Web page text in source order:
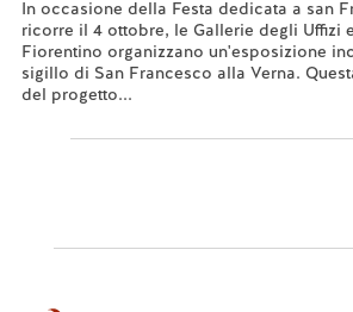
In occasione della Festa dedicata a san
ricorre il 4 ottobre, le Gallerie degli Uffizi
Fiorentino organizzano un'esposizione
sigillo di San Francesco alla Verna.
del progetto...